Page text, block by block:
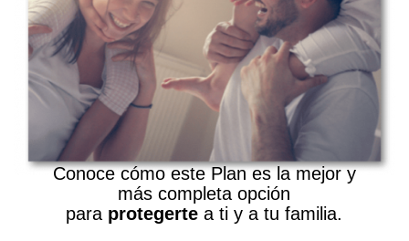
Conoce cómo este Plan es la mejor y
más completa opción
para protegerte a ti y a tu familia.